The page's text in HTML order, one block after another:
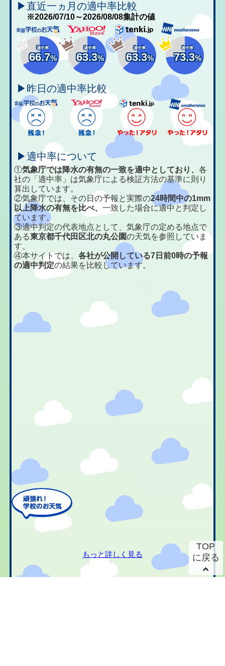
▶直近一ヵ月の適中率比較
※2026/07/10～2026/08/08集計の値
適中率
66.7%
適中率
63.3%
適中率
63.3%
適中率
73.3%
▶昨日の適中率比較
▶適中率について
①気象庁では降水の有無の一致を適中としており、各
社の「適中率」は気象庁による検証方法の基準に則り
算出しています。
②気象庁では、その日の予報と実際の24時間中の1mm
以上降水の有無を比べ、一致した場合に適中と判定し
ています。
③適中判定の代表地点として、気象庁の定める地点で
ある東京都千代田区北の丸公園の天気を参照していま
す。
④本サイトでは、各社が公開している7日前0時の予報
の適中判定の結果を比較しています。
もっと詳しく見る
TOP
に戻る